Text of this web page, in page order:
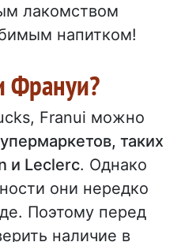
лакомством
напитком!
Франуи?
Franui можно
таких
и Leclerc. Однако
они нередко
Поэтому перед
наличие в